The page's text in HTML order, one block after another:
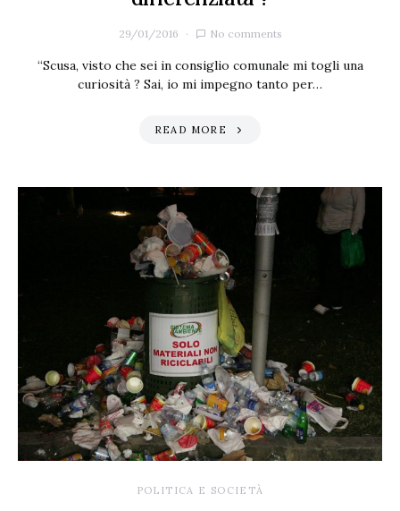
29/01/2016 No comments
“Scusa, visto che sei in consiglio comunale mi togli una
curiosità ? Sai, io mi impegno tanto per…
READ MORE
POLITICA E SOCIETÀ